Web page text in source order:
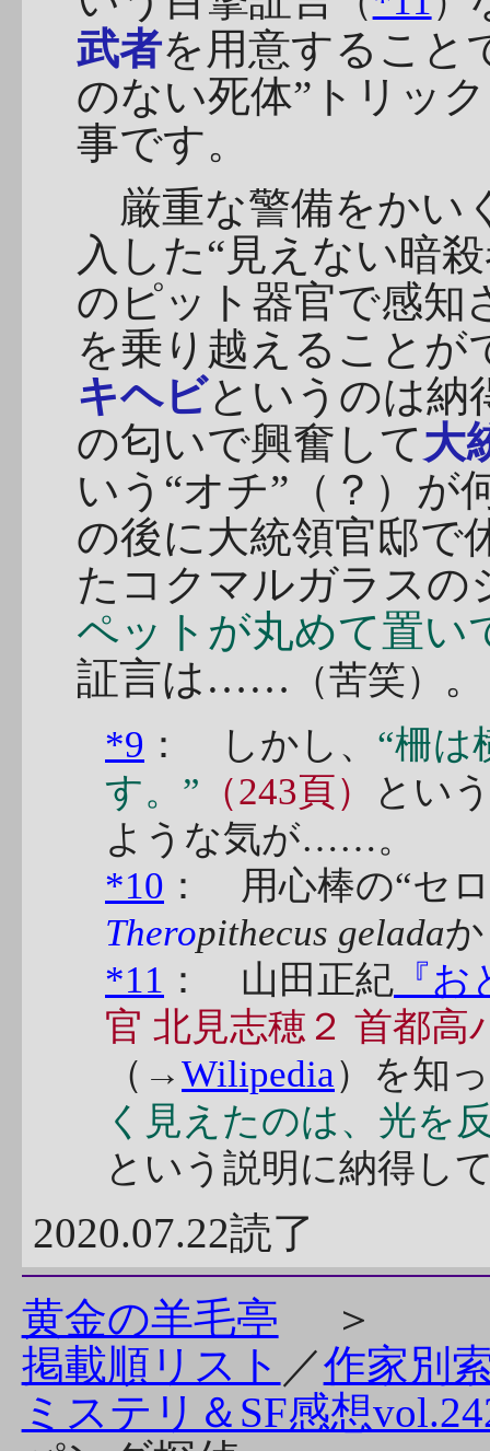
武者を用意すること
のない死体”トリッ
事です。
厳重な警備をかい
入した“見えない暗
のピット器官で感知
を乗り越えること
キヘビというのは納
の匂いで興奮して大
いう“オチ”（？）が
の後に大統領官邸で
たコクマルガラスの
ペットが丸めて置い
証言は…… （苦笑） 。
*9 ： しかし、 “柵は
す。” （243頁）
とい
ような気が……。
*10 ： 用心棒の“セ
Theropithecus gelada
*11 ： 山田正紀 『
官 北見志穂２ 首都高
（→Wilipedia）を知
く見えたのは、光を
という説明に納得し
2020.07.22読了
黄金の羊毛亭 ＞
掲載順リスト ／作家別
ミステリ＆SF感想